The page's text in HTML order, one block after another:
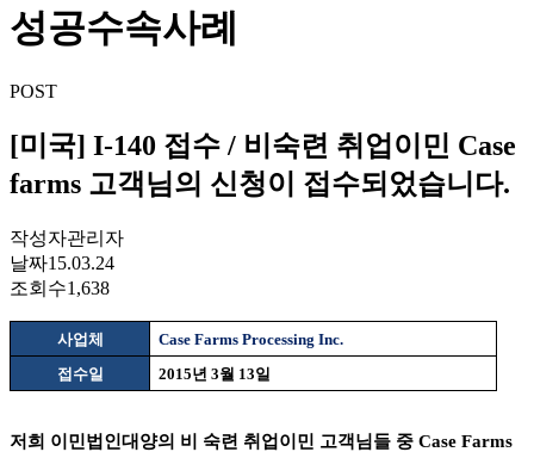
성공수속사례
POST
[미국] I-140 접수 / 비숙련 취업이민 Case
farms 고객님의 신청이 접수되었습니다.
작성자관리자
날짜15.03.24
조회수1,638
사업체
Case Farms Processing Inc.
접수일
2015년3월 13일
저희 이민법인대양의 비 숙련 취업이민 고객님들 중 Case Farms